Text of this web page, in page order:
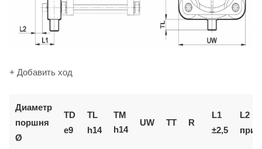
+ Добавить ход
Диаметр
поршня
Ø
TD
e9
TL
h14
TM
h14
UW TT R
L1
±2,5
L2